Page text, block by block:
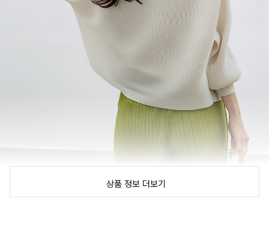
상품 정보 더보기